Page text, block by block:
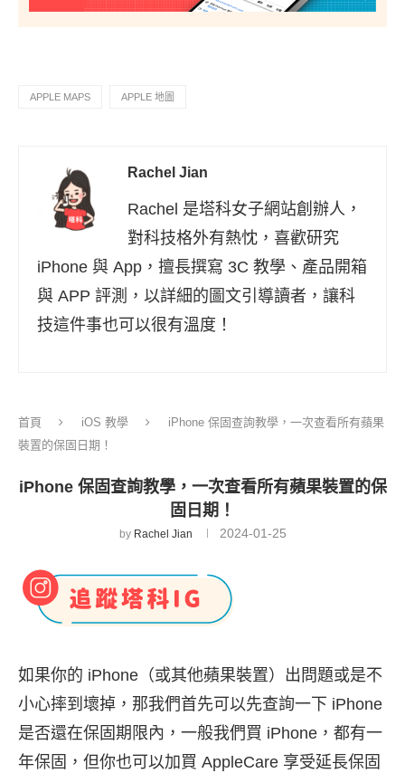
APPLE MAPS APPLE 地圖
Rachel Jian
Rachel 是塔科女子網站創辦人，
對科技格外有熱忱，喜歡研究
iPhone 與 App，擅長撰寫 3C 教學、產品開箱
與 APP 評測，以詳細的圖文引導讀者，讓科
技這件事也可以很有溫度！
首頁 iOS 教學
iPhone 保固查詢教學，一次查看所有蘋果
裝置的保固日期！
iPhone 保固查詢教學，一次查看所有蘋果裝置的保
固日期！
by Rachel Jian 2024-01-25
如果你的 iPhone（或其他蘋果裝置）出問題或是不
小心摔到壞掉，那我們首先可以先查詢一下 iPhone
是否還在保固期限內，一般我們買 iPhone，都有一
年保固，但你也可以加買 AppleCare 享受延長保固